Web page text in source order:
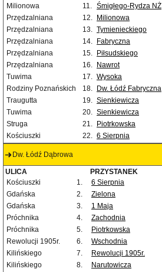
Milionowa
11. Śmigłego-Rydza NŻ
Przędzalniana
12. Milionowa
Przędzalniana
13. Tymienieckiego
Przędzalniana
14. Fabryczna
Przędzalniana
15. Piłsudskiego
Przędzalniana
16. Nawrot
Tuwima
17. Wysoka
Rodziny Poznańskich
18. Dw. Łódź Fabryczna
Traugutta
19. Sienkiewicza
Tuwima
20. Sienkiewicza
Struga
21. Piotrkowska
Kościuszki
22. 6 Sierpnia
Dw. Łódź Dąbrowa
ULICA PRZYSTANEK
Kościuszki
1. 6 Sierpnia
Gdańska
2. Zielona
Gdańska
3. 1 Maja
Próchnika
4. Zachodnia
Próchnika
5. Piotrkowska
Rewolucji 1905r.
6. Wschodnia
Kilińskiego
7. Rewolucji 1905r.
Kilińskiego
8. Narutowicza